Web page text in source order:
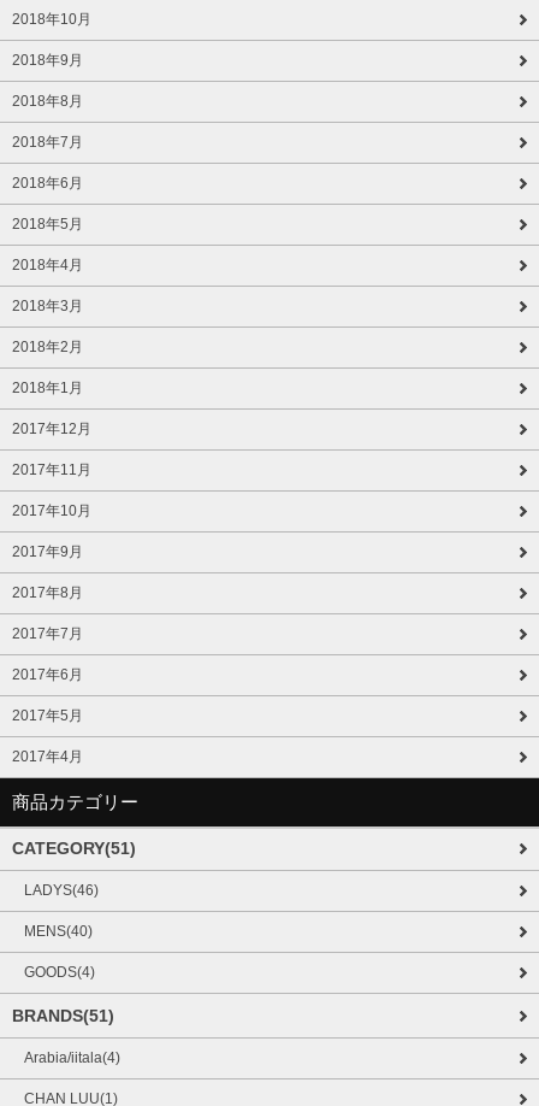
2018年10月
2018年9月
2018年8月
2018年7月
2018年6月
2018年5月
2018年4月
2018年3月
2018年2月
2018年1月
2017年12月
2017年11月
2017年10月
2017年9月
2017年8月
2017年7月
2017年6月
2017年5月
2017年4月
商品カテゴリー
CATEGORY(51)
LADYS(46)
MENS(40)
GOODS(4)
BRANDS(51)
Arabia/iitala(4)
CHAN LUU(1)